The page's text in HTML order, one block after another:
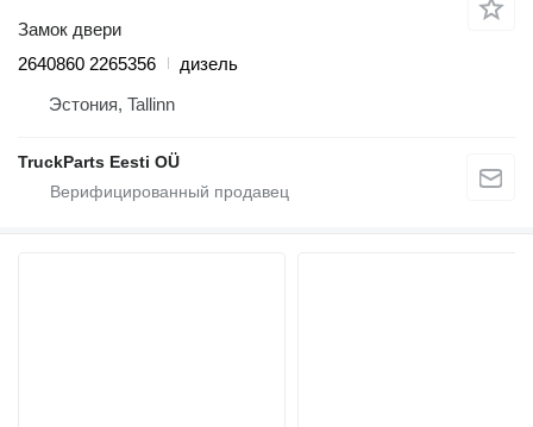
Замок двери
2640860 2265356
дизель
Эстония, Tallinn
TruckParts Eesti OÜ